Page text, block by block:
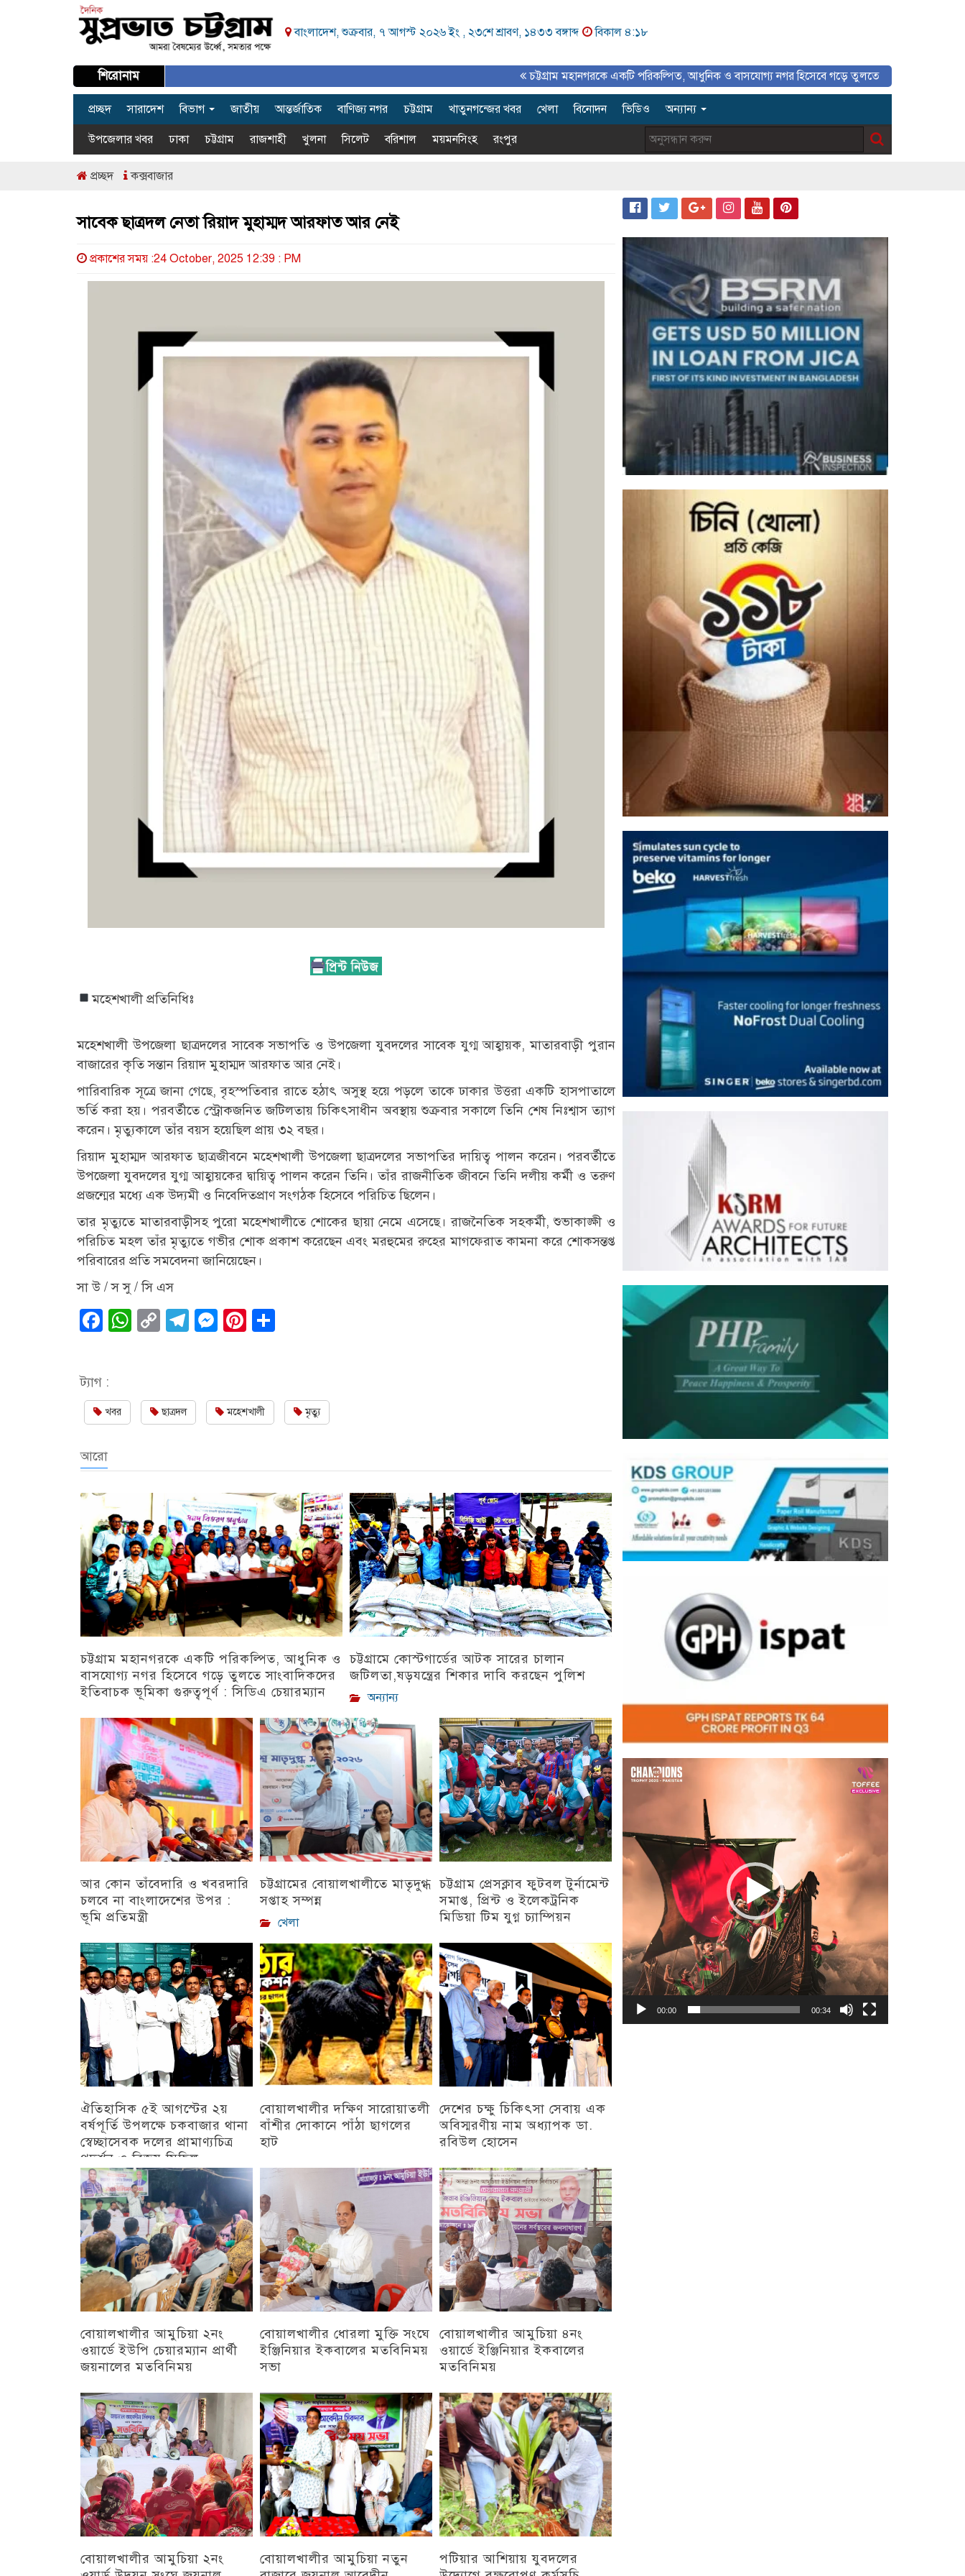
বাংলাদেশ, শুক্রবার, ৭ আগস্ট ২০২৬ ইং , ২৩শে শ্রাবণ, ১৪৩৩ বঙ্গাব্দ বিকাল ৪:১৮
শিরোনাম চট্টগ্রাম মহানগরকে একটি পরিকল্পিত, আধুনিক ও বাসযোগ্য নগর হিসেবে গড়ে তুলতে সাংবাদিকদের ইতিবাচক ভূমিকা
প্রচ্ছদ সারাদেশ বিভাগ জাতীয় আন্তর্জাতিক বাণিজ্য নগর চট্টগ্রাম খাতুনগন্জের খবর খেলা বিনোদন ভিডিও অন্যান্য
উপজেলার খবর ঢাকা চট্টগ্রাম রাজশাহী খুলনা সিলেট বরিশাল ময়মনসিংহ রংপুর
প্রচ্ছদ কক্সবাজার
সাবেক ছাত্রদল নেতা রিয়াদ মুহাম্মদ আরফাত আর নেই
প্রকাশের সময় :24 October, 2025 12:39 : PM
মহেশখালী প্রতিনিধিঃ
মহেশখালী উপজেলা ছাত্রদলের সাবেক সভাপতি ও উপজেলা যুবদলের সাবেক যুগ্ম আহ্বায়ক, মাতারবাড়ী পুরান
বাজারের কৃতি সন্তান রিয়াদ মুহাম্মদ আরফাত আর নেই।
পারিবারিক সূত্রে জানা গেছে, বৃহস্পতিবার রাতে হঠাৎ অসুস্থ হয়ে পড়লে তাকে ঢাকার উত্তরা একটি হাসপাতালে
ভর্তি করা হয়। পরবর্তীতে স্ট্রোকজনিত জটিলতায় চিকিৎসাধীন অবস্থায় শুক্রবার সকালে তিনি শেষ নিঃশ্বাস ত্যাগ
করেন। মৃত্যুকালে তাঁর বয়স হয়েছিল প্রায় ৩২ বছর।
রিয়াদ মুহাম্মদ আরফাত ছাত্রজীবনে মহেশখালী উপজেলা ছাত্রদলের সভাপতির দায়িত্ব পালন করেন। পরবর্তীতে
উপজেলা যুবদলের যুগ্ম আহ্বায়কের দ্বায়িত্ব পালন করেন তিনি। তাঁর রাজনীতিক জীবনে তিনি দলীয় কর্মী ও তরুণ
প্রজন্মের মধ্যে এক উদ্যমী ও নিবেদিতপ্রাণ সংগঠক হিসেবে পরিচিত ছিলেন।
তার মৃত্যুতে মাতারবাড়ীসহ পুরো মহেশখালীতে শোকের ছায়া নেমে এসেছে। রাজনৈতিক সহকর্মী, শুভাকাঙ্ক্ষী ও
পরিচিত মহল তাঁর মৃত্যুতে গভীর শোক প্রকাশ করেছেন এবং মরহুমের রুহের মাগফেরাত কামনা করে শোকসন্তপ্ত
পরিবারের প্রতি সমবেদনা জানিয়েছেন।
সা উ / স সু / সি এস
Facebook
WhatsApp
CopyTelegram
Messenger
Pinterest
ট্যাগ :
খবর ছাত্রদল মহেশখালী মৃত্যু
আরো
চট্টগ্রাম মহানগরকে একটি পরিকল্পিত, আধুনিক ও
বাসযোগ্য নগর হিসেবে গড়ে তুলতে সাংবাদিকদের
ইতিবাচক ভূমিকা গুরুত্বপূর্ণ : সিডিএ চেয়ারম্যান
চট্টগ্রামে কোস্টগার্ডের আটক সারের চালান
জটিলতা,ষড়যন্ত্রের শিকার দাবি করছেন পুলিশ
অন্যান্য
আর কোন তাঁবেদারি ও খবরদারি
চলবে না বাংলাদেশের উপর :
ভূমি প্রতিমন্ত্রী
চট্টগ্রামের বোয়ালখালীতে মাতৃদুগ্ধ
সপ্তাহ সম্পন্ন
খেলা
চট্টগ্রাম প্রেসক্লাব ফুটবল টুর্নামেন্ট
সমাপ্ত, প্রিন্ট ও ইলেকট্রনিক
মিডিয়া টিম যুগ্ন চ্যাম্পিয়ন
ঐতিহাসিক ৫ই আগস্টের ২য়
বর্ষপূর্তি উপলক্ষে চকবাজার থানা
স্বেচ্ছাসেবক দলের প্রামাণ্যচিত্র
প্রদর্শন ও বিজয় মিছিল
চট্টগ্রাম
বোয়ালখালীর দক্ষিণ সারোয়াতলী
বাঁশীর দোকানে পাঁঠা ছাগলের
হাট
দেশের চক্ষু চিকিৎসা সেবায় এক
অবিস্মরণীয় নাম অধ্যাপক ডা.
রবিউল হোসেন
বোয়ালখালীর আমুচিয়া ২নং
ওয়ার্ডে ইউপি চেয়ারম্যান প্রার্থী
জয়নালের মতবিনিময়
বোয়ালখালীর ধোরলা মুক্তি সংঘে
ইঞ্জিনিয়ার ইকবালের মতবিনিময়
সভা
বোয়ালখালীর আমুচিয়া ৪নং
ওয়ার্ডে ইঞ্জিনিয়ার ইকবালের
মতবিনিময়
বোয়ালখালীর আমুচিয়া ২নং
বোয়ালখালীর আমুচিয়া নতুন
পটিয়ার আশিয়ায় যুবদলের
Video
Player
00:00 00:34